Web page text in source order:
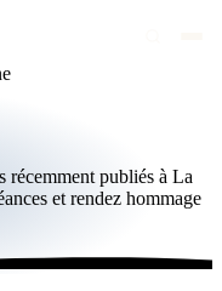
récemment publiés à La
et rendez hommage